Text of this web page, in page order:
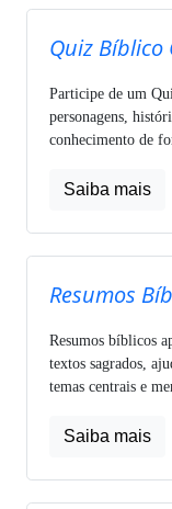
Quiz Bíblico
Participe de um
personagens,
conhecimento de
Saiba mais
Resumos
Resumos bíblicos
textos sagrados,
temas centrais e
Saiba mais